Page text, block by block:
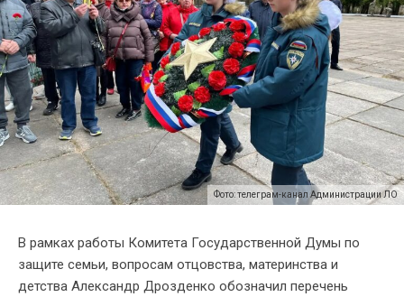
Фото: телеграм-канал Администрации ЛО
В рамках работы Комитета Государственной Думы по
защите семьи, вопросам отцовства, материнства и
детства Александр Дрозденко обозначил перечень